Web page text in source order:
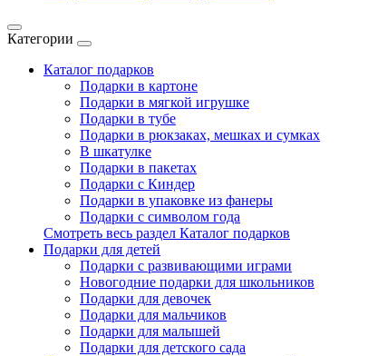
Категории
Каталог подарков
Подарки в картоне
Подарки в мягкой игрушке
Подарки в тубе
Подарки в рюкзаках, мешках и сумках
В шкатулке
Подарки в пакетах
Подарки с Киндер
Подарки в упаковке из фанеры
Подарки с символом года
Смотреть весь раздел Каталог подарков
Подарки для детей
Подарки с развивающими играми
Новогодние подарки для школьников
Подарки для девочек
Подарки для мальчиков
Подарки для малышей
Подарки для детского сада